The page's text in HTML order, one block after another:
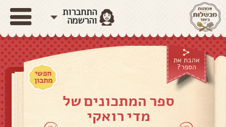
התחברות
והרשמה
אהבת את
הספר?
חפשי
מתכון
ספר המתכונים של
מדי רואקי